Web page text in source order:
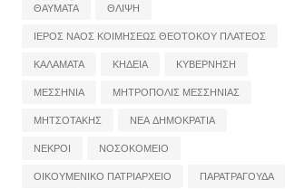
ΘΑΥΜΑΤΑ
ΘΛΙΨΗ
ΙΕΡΟΣ ΝΑΟΣ ΚΟΙΜΗΣΕΩΣ ΘΕΟΤΟΚΟΥ ΠΛΑΤΕΟΣ
ΚΑΛΑΜΑΤΑ
ΚΗΔΕΙΑ
ΚΥΒΕΡΝΗΣΗ
ΜΕΣΣΗΝΙΑ
ΜΗΤΡΟΠΟΛΙΣ ΜΕΣΣΗΝΙΑΣ
ΜΗΤΣΟΤΑΚΗΣ
ΝΕΑ ΔΗΜΟΚΡΑΤΙΑ
ΝΕΚΡΟΙ
ΝΟΣΟΚΟΜΕΙΟ
ΟΙΚΟΥΜΕΝΙΚΟ ΠΑΤΡΙΑΡΧΕΙΟ
ΠΑΡΑΤΡΑΓΟΥΔΑ